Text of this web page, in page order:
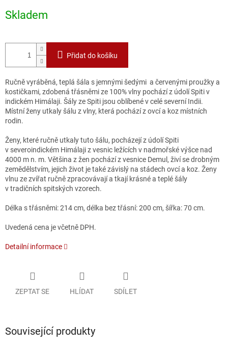
cena:
Skladem
Přidat do košíku
Ručně vyráběná, teplá šála s jemnými šedými a červenými proužky a
kostičkami, zdobená třásněmi ze 100% vlny pochází z údolí Spiti v
indickém Himálaji. Šály ze Spiti jsou oblíbené v celé severní Indii.
Místní ženy utkaly šálu z vlny, která pochází z ovcí a koz místních
rodin.
Ženy, které ručně utkaly tuto šálu, pocházejí z údolí Spiti
v severoindickém Himálaji z vesnic ležících v nadmořské výšce nad
4000 m n. m. Většina z žen pochází z vesnice Demul, živí se drobným
zemědělstvím, jejich život je také závislý na stádech ovcí a koz. Ženy
vlnu ze zvířat ručně zpracovávají a tkají krásné a teplé šály
v tradičních spitských vzorech.
Délka s třásněmi: 214 cm, délka bez třásní: 200 cm, šířka: 70 cm.
Uvedená cena je včetně DPH.
Detailní informace
ZEPTAT SE HLÍDAT SDÍLET
Související produkty